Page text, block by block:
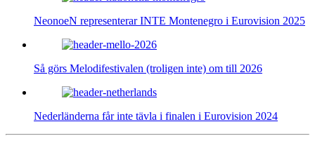
NeonoeN representerar INTE Montenegro i Eurovision 2025
Så görs Melodifestivalen (troligen inte) om till 2026
Nederländerna får inte tävla i finalen i Eurovision 2024